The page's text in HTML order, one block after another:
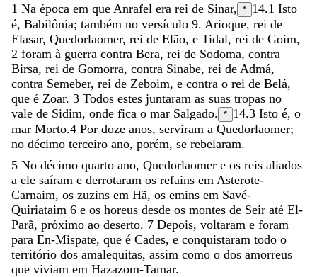
1 Na época em que Anrafel era rei de Sinar, * 14.1 Isto
é, Babilônia; também no versículo 9. Arioque, rei de
Elasar, Quedorlaomer, rei de Elão, e Tidal, rei de Goim,
2 foram à guerra contra Bera, rei de Sodoma, contra
Birsa, rei de Gomorra, contra Sinabe, rei de Admá,
contra Semeber, rei de Zeboim, e contra o rei de Belá,
que é Zoar. 3 Todos estes juntaram as suas tropas no
vale de Sidim, onde fica o mar Salgado. * 14.3 Isto é, o
mar Morto.4 Por doze anos, serviram a Quedorlaomer;
no décimo terceiro ano, porém, se rebelaram.
5 No décimo quarto ano, Quedorlaomer e os reis aliados
a ele saíram e derrotaram os refains em Asterote-
Carnaim, os zuzins em Hã, os emins em Savé-
Quiriataim 6 e os horeus desde os montes de Seir até El-
Parã, próximo ao deserto. 7 Depois, voltaram e foram
para En-Mispate, que é Cades, e conquistaram todo o
território dos amalequitas, assim como o dos amorreus
que viviam em Hazazom-Tamar.